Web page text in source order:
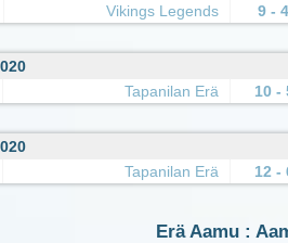
Vikings Legends 9 - 4
Tapanilan Erä 10 -
Tapanilan Erä 12 -
Erä Aamu :